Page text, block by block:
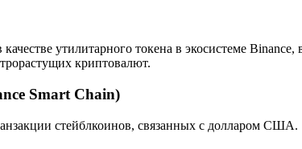
качестве утилитарного токена в экосистеме
криптовалют.
Smart Chain)
стейблкоинов, связанных с долларом США.